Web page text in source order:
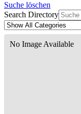
Suche löschen
Search Directory
No Image Available